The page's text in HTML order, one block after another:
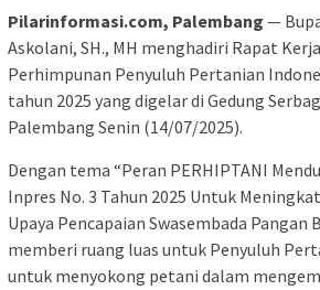
Pilarinformasi.com, Palembang —
Askolani, SH., MH menghadiri Rapat
Perhimpunan Penyuluh Pertanian
tahun 2025 yang digelar di Gedung
Palembang Senin (14/07/2025).
Dengan tema “Peran PERHIPTANI
Inpres No. 3 Tahun 2025 Untuk
Upaya Pencapaian Swasembada Pangan
memberi ruang luas untuk Penyuluh
untuk menyokong petani dalam